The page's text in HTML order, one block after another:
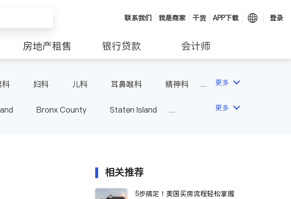
联系我们 我是商家 干货 APP下载 登录
房地产租售 银行贷款 会计师
科 妇科 儿科 耳鼻喉科
精神科
更多
Bronx County
Staten Island
更多
相关推荐
5步搞定！美国买房流程轻松掌握